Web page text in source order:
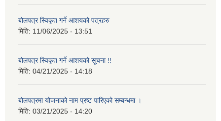
बोलपत्र स्विकृत गर्ने आशयको पत्रहरु
मिति: 11/06/2025 - 13:51
बोलपत्र स्विकृत गर्ने आशयको सूचना !!
मिति: 04/21/2025 - 14:18
बोलपत्रमा योजनाको नाम प्रष्ट पारिएको सम्बन्धमा ।
मिति: 03/21/2025 - 14:20